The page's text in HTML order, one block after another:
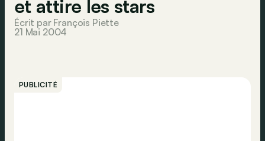
et attire les stars
Écrit par François Piette
21 Mai 2004
PUBLICITÉ